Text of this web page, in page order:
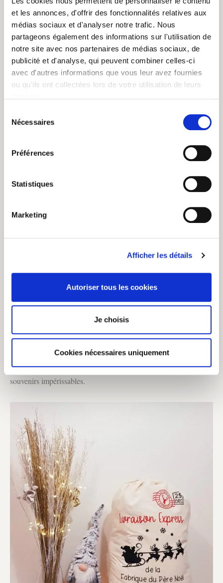
et les annonces, d'offrir des fonctionnalités relatives aux
médias sociaux et d'analyser notre trafic. Nous
partageons également des informations sur l'utilisation de
notre site avec nos partenaires de médias sociaux, de
publicité et d'analyse, qui peuvent combiner celles-ci
avec d'autres informations que vous leur avez fournies
ou qu'ils ont collectées lors de votre utilisation de leurs
Nécessaires
Préférences
Statistiques
Marketing
Afficher les détails
Autoriser tous les cookies
Je choisis
Cookies nécessaires uniquement
crédit : lingeancien.com
v. la véritable hotte du père noël
Les petits seront ravis, et les plus grands aussi ! La bonne idée
pour prendre des photos sublimes et conserver ainsi des
souvenirs impérissables.